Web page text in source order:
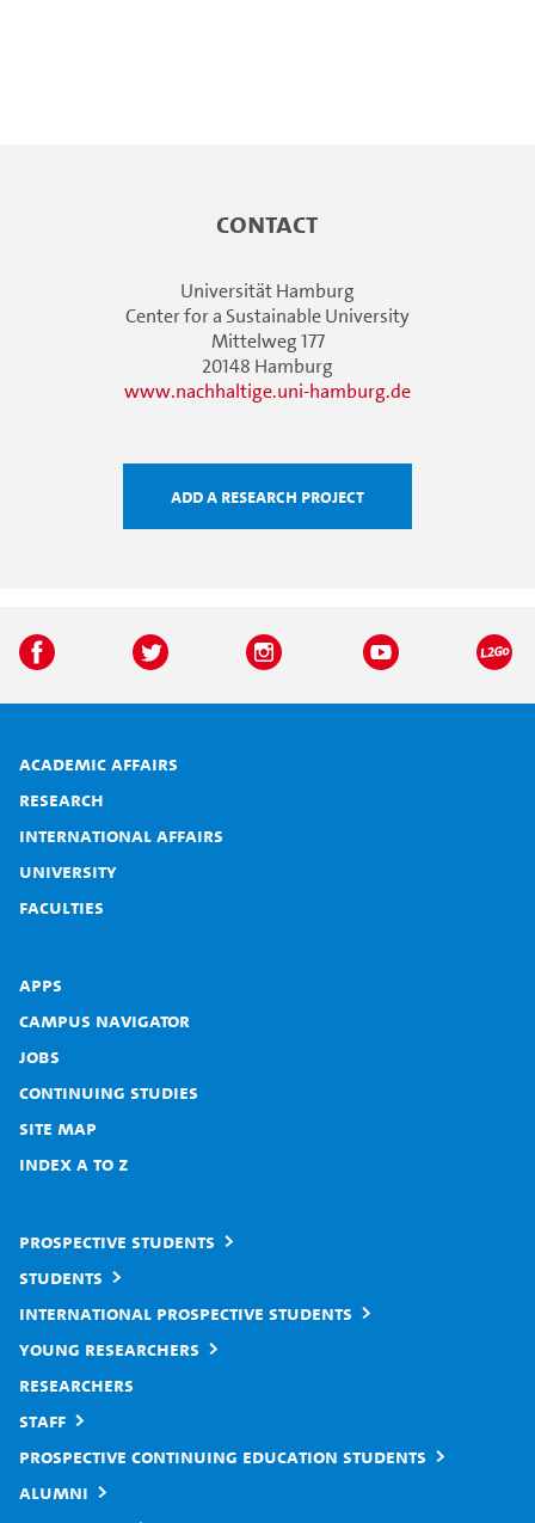
Contact
Universität Hamburg
Center for a Sustainable University
Mittelweg 177
20148 Hamburg
www.nachhaltige.uni-hamburg.de
Add a research project
Academic affairs
Research
International affairs
University
Faculties
Apps
Campus Navigator
Jobs
Continuing studies
Site map
Index A to Z
Prospective students
Students
International prospective students
Young researchers
Researchers
Staff
Prospective continuing education students
Alumni